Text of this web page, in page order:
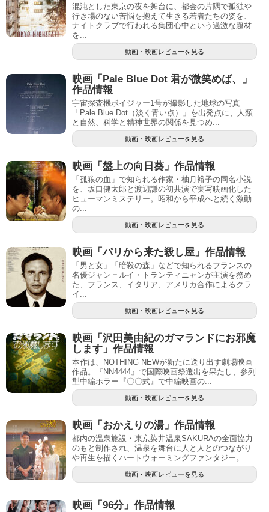
混沌とした東京の夜を舞台に、都会の片隅で孤独や
行き場のない苦悩を抱えて生きる若者たちの姿を、
ナイトクラブで行われる集団心中という過激な題材
を...
動画・映画レビューを見る
映画「Pale Blue Dot 君が微笑めば、」
作品情報
宇宙探査機ボイジャー1号が撮影した地球の写真
「Pale Blue Dot（淡く青い点）」を出発点に、人類
と自然、科学と精神世界の関係を見つめ...
動画・映画レビューを見る
映画「盤上の向日葵」作品情報
「孤狼の血」で知られる作家・柚月裕子の同名小説
を、坂口健太郎と渡辺謙の初共演で実写映画化した
ヒューマンミステリー。昭和から平成へと続く激動
の...
動画・映画レビューを見る
映画「パリから来た殺し屋」作品情報
「男と女」「暗殺の森」などで知られるフランスの
名優ジャン＝ルイ・トランティニャンが主演を務め
た、フランス、イタリア、アメリカ合作によるクラ
イ...
動画・映画レビューを見る
映画「沢田美由紀のガマランドにお邪魔
します」作品情報
本作は、NOTHING NEWが新たに送り出す劇場映画
作品。『NN4444』で国際映画祭選出を果たし、参列
型中編ホラー『〇〇式』で中編映画の...
動画・映画レビューを見る
映画「おかえりの湯」作品情報
都内の温泉施設・東京染井温泉SAKURAの全面協力
のもと制作され、温泉を舞台に人と人とのつながり
や再生を描くハートウォーミングファンタジー。...
動画・映画レビューを見る
映画「96分」作品情報